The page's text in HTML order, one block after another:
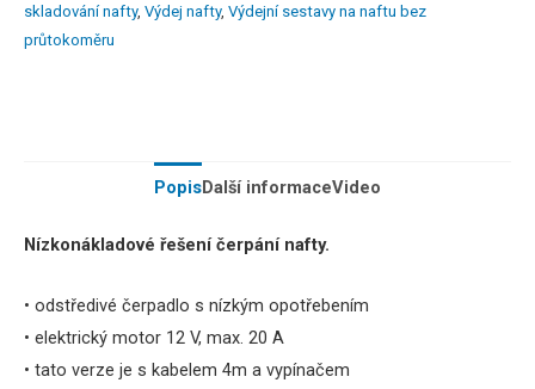
skladování nafty, Výdej nafty, Výdejní sestavy na naftu bez
průtokoměru
PopisDalší informaceVideo
Nízkonákladové řešení čerpání nafty.
• odstředivé čerpadlo s nízkým opotřebením
• elektrický motor 12 V, max. 20 A
• tato verze je s kabelem 4m a vypínačem